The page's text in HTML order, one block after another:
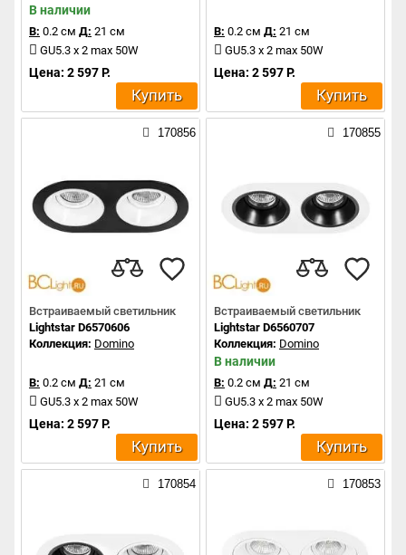
В наличии
В: 0.2 см Д: 21 см
GU5.3 x 2 max 50W
Цена: 2 597 Р.
Купить
В: 0.2 см Д: 21 см
GU5.3 x 2 max 50W
Цена: 2 597 Р.
Купить
170856
Встраиваемый светильник
Lightstar D6570606
Коллекция: Domino
В: 0.2 см Д: 21 см
GU5.3 x 2 max 50W
Цена: 2 597 Р.
Купить
170855
Встраиваемый светильник
Lightstar D6560707
Коллекция: Domino
В наличии
В: 0.2 см Д: 21 см
GU5.3 x 2 max 50W
Цена: 2 597 Р.
Купить
170854 170853